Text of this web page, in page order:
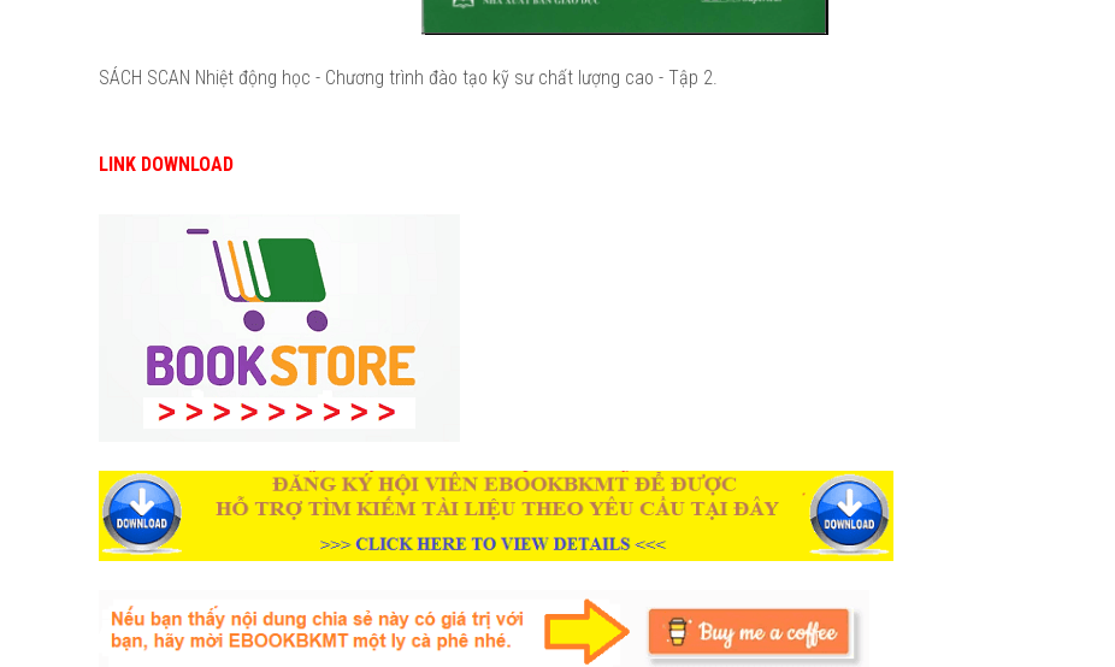
SÁCH SCAN Nhiệt động học - Chương trình đào tạo kỹ sư chất lượng cao - Tập 2.
LINK DOWNLOAD